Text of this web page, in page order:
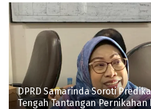
DPRD Samarinda Soroti
Tengah Tantangan Pernikahan